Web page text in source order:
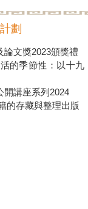
劃
論文獎2023頒獎禮
的季節性：以十九
開講座系列2024
的存藏與整理出版